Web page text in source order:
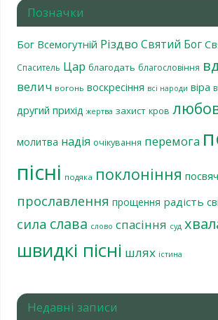
Позначки
Бог Всемогутній Різдво Святий Бог
Спаситель Цар благодать благословіння
велич вогонь воскресіння всі народи віра
другий прихід жертва захист кров
молитва надія очікування перемога
пісні подяка поклоніння
прославлення прощення радість
сила слава слово спасіння суд
швидкі пісні шлях істина
Недавні записи